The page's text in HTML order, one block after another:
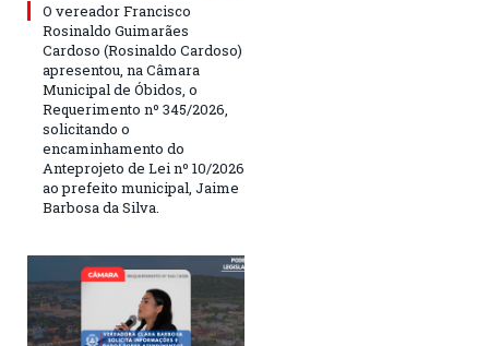
O vereador Francisco
Rosinaldo Guimarães
Cardoso (Rosinaldo Cardoso)
apresentou, na Câmara
Municipal de Óbidos, o
Requerimento nº 345/2026,
solicitando o
encaminhamento do
Anteprojeto de Lei nº 10/2026
ao prefeito municipal, Jaime
Barbosa da Silva.